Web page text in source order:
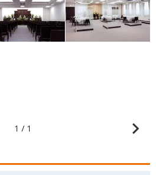
1 / 1